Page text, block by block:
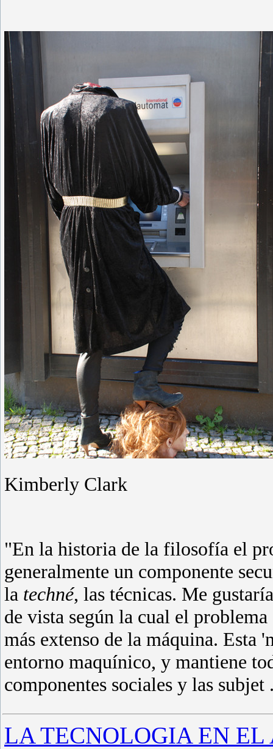
Kimberly Clark
"En la historia de la filosofía el
generalmente un componente
la techné, las técnicas. Me
de vista según la cual el
más extenso de la máquina. Esta
entorno maquínico, y mantiene
componentes sociales y las subjet
LA TECNOLOGIA EN